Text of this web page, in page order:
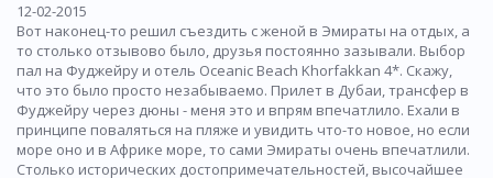
12-02-2015
Вот наконец-то решил съездить с женой в Эмираты на отдых, а
то столько отзывово было, друзья постоянно зазывали. Выбор
пал на Фуджейру и отель Oceanic Beach Khorfakkan 4*. Скажу,
что это было просто незабываемо. Прилет в Дубаи, трансфер в
Фуджейру через дюны - меня это и впрям впечатлило. Ехали в
принципе поваляться на пляже и увидить что-то новое, но если
море оно и в Африке море, то сами Эмираты очень впечатлили.
Столько исторических достопримечательностей, высочайшее